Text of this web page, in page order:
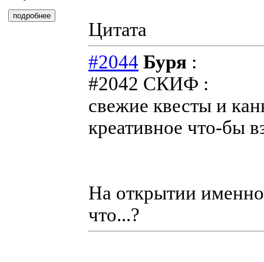
Цитата
#2044 Буря :
#2042 СКИФ :
свежие квесты и
креативное что-бы
На открытии
что...?